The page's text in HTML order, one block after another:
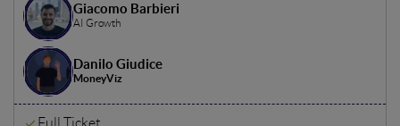
Giacomo Barbieri
AI Growth
Danilo Giudice
MoneyViz